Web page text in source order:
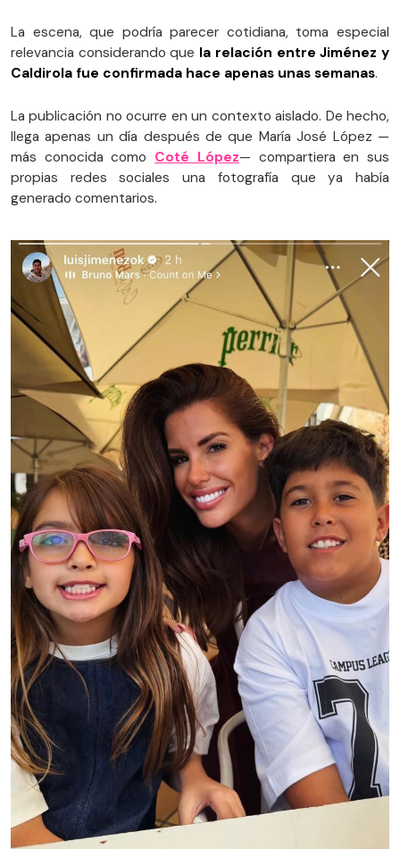
La escena, que podría parecer cotidiana, toma especial
relevancia considerando que la relación entre Jiménez y
Caldirola fue confirmada hace apenas unas semanas.
La publicación no ocurre en un contexto aislado. De hecho,
llega apenas un día después de que María José López —
más conocida como Coté López— compartiera en sus
propias redes sociales una fotografía que ya había
generado comentarios.